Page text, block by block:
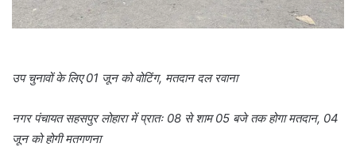
उप चुनावों के लिए 01 जून को वोटिंग, मतदान दल रवाना
नगर पंचायत सहसपुर लोहारा में प्रातः 08 से शाम 05 बजे तक होगा मतदान, 04
जून को होगी मतगणना